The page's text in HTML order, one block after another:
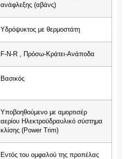
ανάφλεξης (αβάνς)
Υδρόψυκτος με θερμοστάτη
F-N-R , Πρόσω-Κράτει-Ανάποδα
Βασικός
Υποβοηθούμενο με αμορτισέρ
αερίου Ηλεκτροϋδραυλικό σύστημα
κλίσης (Power Trim)
Εντός του ομφαλού της προπέλας